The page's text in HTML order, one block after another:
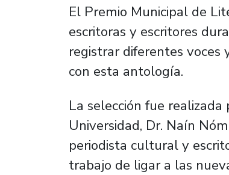
El Premio Municipal de
escritoras y escritores
registrar diferentes voces
con esta antología.
La selección fue
Universidad, Dr. Naín
periodista cultural y
trabajo de ligar a las